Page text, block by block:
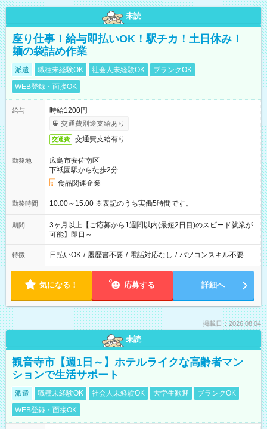
未読
座り仕事！給与即払いOK！駅チカ！土日休み！
麺の袋詰め作業
派遣 職種未経験OK 社会人未経験OK
ブランクOK
WEB登録・面接OK
給与
時給1200円
交通費別途支給あり
交通費 交通費支給有り
勤務地
広島市安佐南区
下祇園駅から徒歩2分
食品関連企業
勤務時間 10:00～15:00 ※表記のうち実働5時間です。
期間
3ヶ月以上【ご応募から1週間以内(最短2日目)のスピード就業が
可能】即日～
特徴 日払いOK / 履歴書不要 / 電話対応なし / パソコンスキル不要
気になる！ 応募する 詳細へ
掲載日：2026.08.04
未読
観音寺市【週1日～】ホテルライクな高齢者マン
ションで生活サポート
派遣 職種未経験OK 社会人未経験OK 大学生歓迎
ブランクOK
WEB登録・面接OK